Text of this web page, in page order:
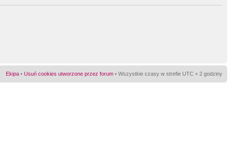
Ekipa • Usuń cookies utworzone przez forum • Wszystkie czasy w strefie UTC + 2 godziny